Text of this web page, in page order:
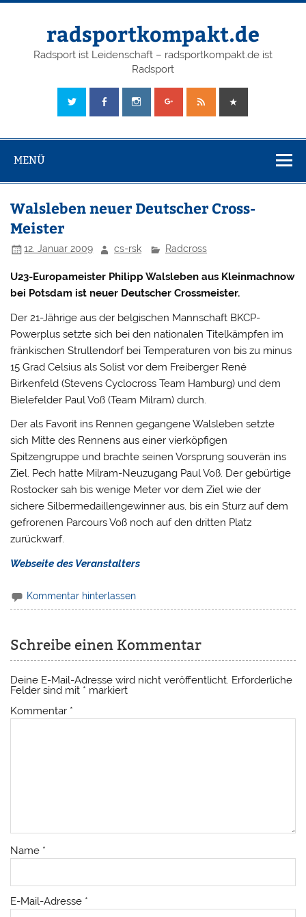
radsportkompakt.de
Radsport ist Leidenschaft – radsportkompakt.de ist
Radsport
MENÜ
Walsleben neuer Deutscher Cross-
Meister
12. Januar 2009 cs-rsk Radcross
U23-Europameister Philipp Walsleben aus Kleinmachnow
bei Potsdam ist neuer Deutscher Crossmeister.
Der 21-Jährige aus der belgischen Mannschaft BKCP-
Powerplus setzte sich bei den nationalen Titelkämpfen im
fränkischen Strullendorf bei Temperaturen von bis zu minus
15 Grad Celsius als Solist vor dem Freiberger René
Birkenfeld (Stevens Cyclocross Team Hamburg) und dem
Bielefelder Paul Voß (Team Milram) durch.
Der als Favorit ins Rennen gegangene Walsleben setzte
sich Mitte des Rennens aus einer vierköpfigen
Spitzengruppe und brachte seinen Vorsprung souverän ins
Ziel. Pech hatte Milram-Neuzugang Paul Voß. Der gebürtige
Rostocker sah bis wenige Meter vor dem Ziel wie der
sichere Silbermedaillengewinner aus, bis ein Sturz auf dem
gefrorenen Parcours Voß noch auf den dritten Platz
zurückwarf.
Webseite des Veranstalters
Kommentar hinterlassen
Schreibe einen Kommentar
Deine E-Mail-Adresse wird nicht veröffentlicht. Erforderliche
Felder sind mit * markiert
Kommentar *
Name *
E-Mail-Adresse *